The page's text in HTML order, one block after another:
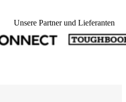
Unsere Partner und Lieferanten